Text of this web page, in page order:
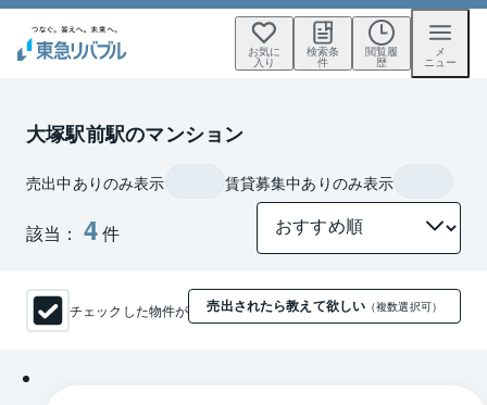
お気に
入り
検索条
件
閲覧履
歴
メ
ニュー
大塚駅前駅のマンション
該当： 4件
売出中ありのみ表示 賃貸募集中ありのみ表示
チェックした物件が 売出されたら教えて欲しい （複数選択可）